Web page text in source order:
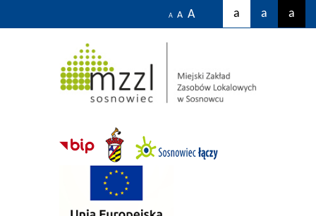
A A A a a a